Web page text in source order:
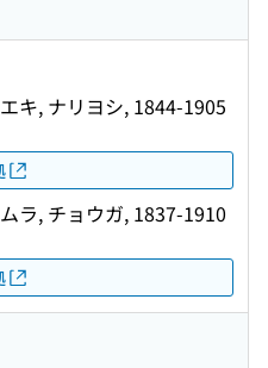
キ, ナリヨシ, 1844-1905
ラ, チョウガ, 1837-1910